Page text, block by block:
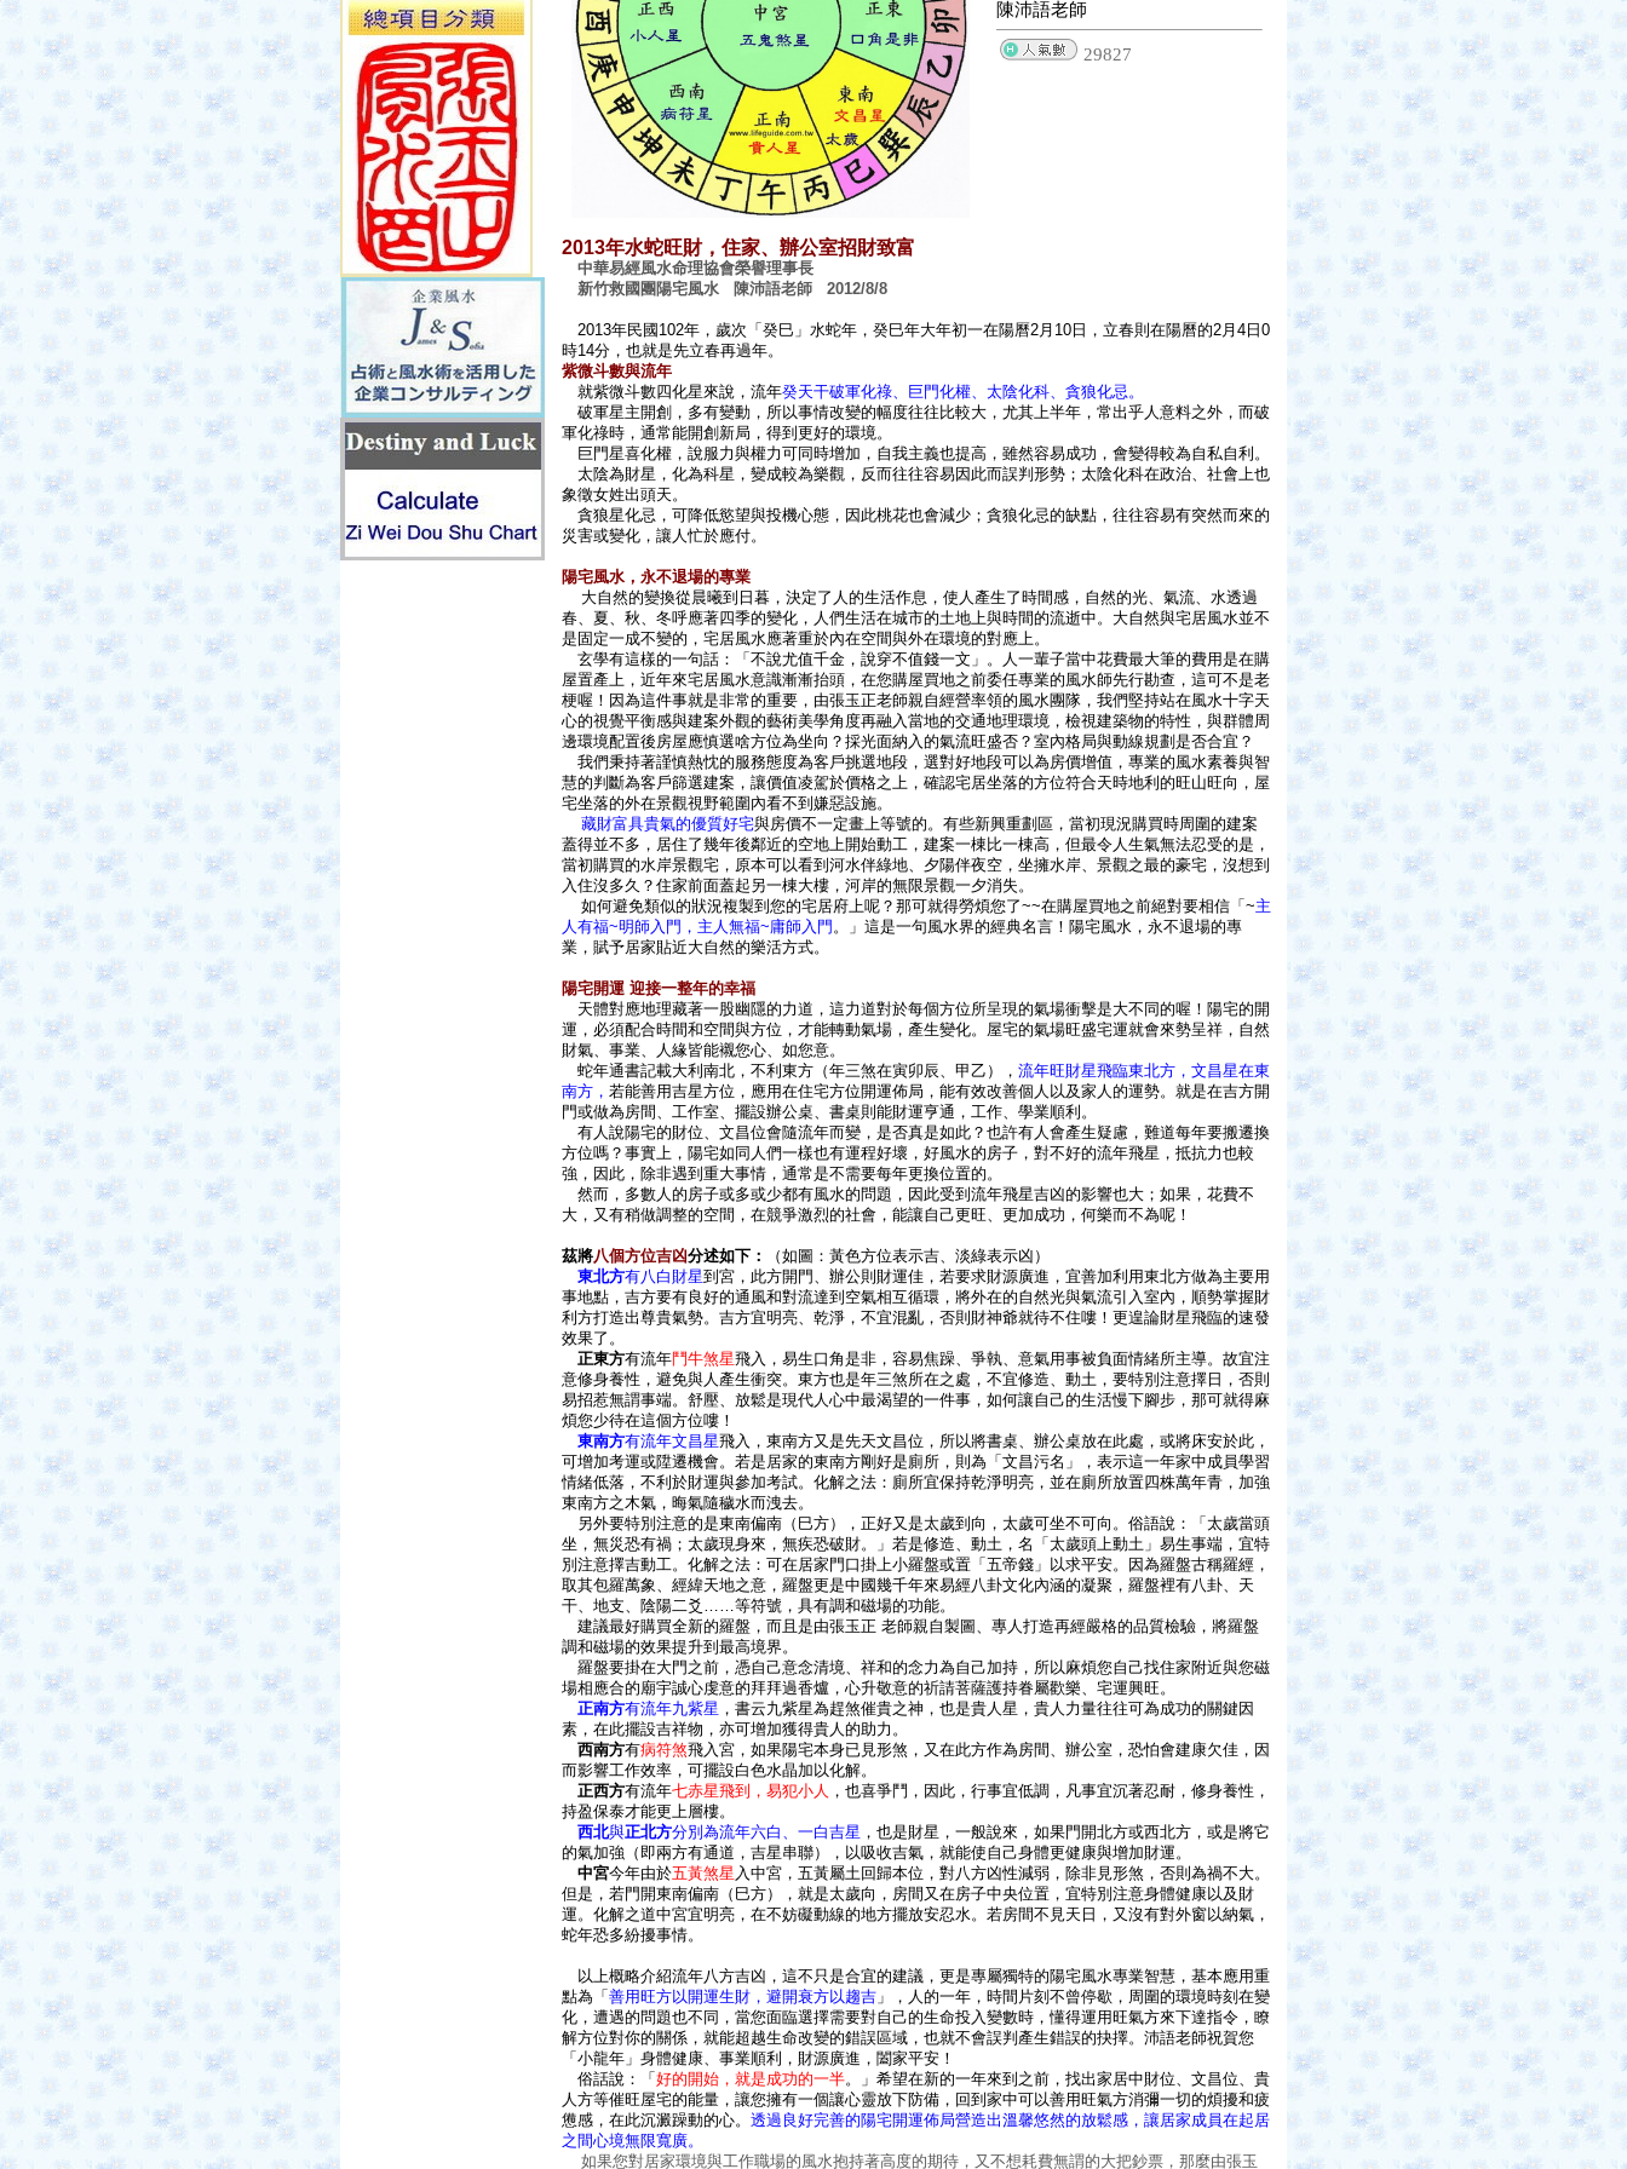
陳沛語老師
29827
2013年水蛇旺財，住家、辦公室招財致富
中華易經風水命理協會榮譽理事長
新竹救國團陽宅風水 陳沛語老師
2012/8/8
2013年民國102年，歲次「癸巳」水蛇年，癸巳年大年初一在陽曆2月10日，立春則在陽曆的2月4日0
時14分，也就是先立春再過年。
紫微斗數與流年
就紫微斗數四化星來說，流年癸天干破軍化祿、巨門化權、太陰化科、貪狼化忌。
破軍星主開創，多有變動，所以事情改變的幅度往往比較大，尤其上半年，常出乎人意料之外，而破
軍化祿時，通常能開創新局，得到更好的環境。
巨門星喜化權，說服力與權力可同時增加，自我主義也提高，雖然容易成功，會變得較為自私自利。
太陰為財星，化為科星，變成較為樂觀，反而往往容易因此而誤判形勢；太陰化科在政治、社會上也
象徵女姓出頭天。
貪狼星化忌，可降低慾望與投機心態，因此桃花也會減少；貪狼化忌的缺點，往往容易有突然而來的
災害或變化，讓人忙於應付。
陽宅風水，永不退場的專業
大自然的變換從晨曦到日暮，決定了人的生活作息，使人產生了時間感，自然的光、氣流、水透過
春、夏、秋、冬呼應著四季的變化，人們生活在城市的土地上與時間的流逝中。大自然與宅居風水並不
是固定一成不變的，宅居風水應著重於內在空間與外在環境的對應上。
玄學有這樣的一句話：「不說尤值千金，說穿不值錢一文」。人一輩子當中花費最大筆的費用是在購
屋置產上，近年來宅居風水意識漸漸抬頭，在您購屋買地之前委任專業的風水師先行勘查，這可不是老
梗喔！因為這件事就是非常的重要，由張玉正老師親自經營率領的風水團隊，我們堅持站在風水十字天
心的視覺平衡感與建案外觀的藝術美學角度再融入當地的交通地理環境，檢視建築物的特性，與群體周
邊環境配置後房屋應慎選啥方位為坐向？採光面納入的氣流旺盛否？室內格局與動線規劃是否合宜？
我們秉持著謹慎熱忱的服務態度為客戶挑選地段，選對好地段可以為房價增值，專業的風水素養與智
慧的判斷為客戶篩選建案，讓價值凌駕於價格之上，確認宅居坐落的方位符合天時地利的旺山旺向，屋
宅坐落的外在景觀視野範圍內看不到嫌惡設施。
藏財富具貴氣的優質好宅與房價不一定畫上等號的。有些新興重劃區，當初現況購買時周圍的建案
蓋得並不多，居住了幾年後鄰近的空地上開始動工，建案一棟比一棟高，但最令人生氣無法忍受的是，
當初購買的水岸景觀宅，原本可以看到河水伴綠地、夕陽伴夜空，坐擁水岸、景觀之最的豪宅，沒想到
入住沒多久？住家前面蓋起另一棟大樓，河岸的無限景觀一夕消失。
如何避免類似的狀況複製到您的宅居府上呢？那可就得勞煩您了~~在購屋買地之前絕對要相信「~主
人有福~明師入門，主人無福~庸師入門 。」這是一句風水界的經典名言！陽宅風水，永不退場的專
業，賦予居家貼近大自然的樂活方式。
陽宅開運 迎接一整年的幸福
天體對應地理藏著一股幽隱的力道，這力道對於每個方位所呈現的氣場衝擊是大不同的喔！陽宅的開
運，必須配合時間和空間與方位，才能轉動氣場，產生變化。屋宅的氣場旺盛宅運就會來勢呈祥，自然
財氣、事業、人緣皆能襯您心、如您意。
蛇年通書記載大利南北，不利東方（年三煞在寅卯辰、甲乙）， 流年旺財星飛臨東北方，文昌星在東
南方， 若能善用吉星方位，應用在住宅方位開運佈局，能有效改善個人以及家人的運勢。就是在吉方開
門或做為房間、工作室、擺設辦公桌、書桌則能財運亨通，工作、學業順利。
有人說陽宅的財位、文昌位會隨流年而變，是否真是如此？也許有人會產生疑慮，難道每年要搬遷換
方位嗎？事實上，陽宅如同人們一樣也有運程好壞，好風水的房子，對不好的流年飛星，抵抗力也較
強，因此，除非遇到重大事情，通常是不需要每年更換位置的。
然而，多數人的房子或多或少都有風水的問題，因此受到流年飛星吉凶的影響也大；如果，花費不
大，又有稍做調整的空間，在競爭激烈的社會，能讓自己更旺、更加成功，何樂而不為呢！
茲將八個方位吉凶分述如下：
（如圖：黃色方位表示吉、淡綠表示凶）
東北方有八白財星到宮，此方開門、辦公則財運佳，若要求財源廣進，宜善加利用東北方做為主要用
事地點，吉方要有良好的通風和對流達到空氣相互循環，將外在的自然光與氣流引入室內，順勢掌握財
利方打造出尊貴氣勢。吉方宜明亮、乾淨，不宜混亂，否則財神爺就待不住嘍！更遑論財星飛臨的速發
效果了。
正東方有流年鬥牛煞星飛入，易生口角是非，容易焦躁、爭執、意氣用事被負面情緒所主導。故宜注
意修身養性，避免與人產生衝突。東方也是年三煞所在之處，不宜修造、動土，要特別注意擇日，否則
易招惹無謂事端。舒壓、放鬆是現代人心中最渴望的一件事，如何讓自己的生活慢下腳步，那可就得麻
煩您少待在這個方位嘍！
東南方有流年文昌星飛入，東南方又是先天文昌位，所以將書桌、辦公桌放在此處，或將床安於此，
可增加考運或陞遷機會。若是居家的東南方剛好是廁所，則為「文昌污名」，表示這一年家中成員學習
情緒低落，不利於財運與參加考試。化解之法：廁所宜保持乾淨明亮，並在廁所放置四株萬年青，加強
東南方之木氣，晦氣隨穢水而洩去。
另外要特別注意的是東南偏南（巳方），正好又是太歲到向，太歲可坐不可向。俗語說：「太歲當頭
坐，無災恐有禍；太歲現身來，無疾恐破財。」若是修造、動土，名「太歲頭上動土」易生事端，宜特
別注意擇吉動工。化解之法：可在居家門口掛上小羅盤或置「五帝錢」以求平安。因為羅盤古稱羅經，
取其包羅萬象、經緯天地之意，羅盤更是中國幾千年來易經八卦文化內涵的凝聚，羅盤裡有八卦、天
干、地支、陰陽二爻……等符號，具有調和磁場的功能。
建議最好購買全新的羅盤，而且是由張玉正 老師親自製圖、專人打造再經嚴格的品質檢驗，將羅盤
調和磁場的效果提升到最高境界。
羅盤要掛在大門之前，憑自己意念清境、祥和的念力為自己加持，所以麻煩您自己找住家附近與您磁
場相應合的廟宇誠心虔意的拜拜過香爐，心升敬意的祈請菩薩護持眷屬歡樂、宅運興旺。
正南方有流年九紫星 ，書云九紫星為趕煞催貴之神，也是貴人星，貴人力量往往可為成功的關鍵因
素，在此擺設吉祥物，亦可增加獲得貴人的助力。
西南方有病符煞飛入宮，如果陽宅本身已見形煞，又在此方作為房間、辦公室，恐怕會建康欠佳，因
而影響工作效率，可擺設白色水晶加以化解。
正西方有流年七赤星飛到，易犯小人 ，也喜爭鬥，因此，行事宜低調，凡事宜沉著忍耐，修身養性，
持盈保泰才能更上層樓。
西北與正北方分別為流年六白、一白吉星 ，也是財星，一般說來，如果門開北方或西北方，或是將它
的氣加強（即兩方有通道，吉星串聯），以吸收吉氣，就能使自己身體更健康與增加財運。
中宮今年由於五黃煞星 入中宮，五黃屬土回歸本位，對八方凶性減弱，除非見形煞，否則為禍不大。
但是，若門開東南偏南（巳方），就是太歲向，房間又在房子中央位置，宜特別注意身體健康以及財
運。化解之道中宮宜明亮，在不妨礙動線的地方擺放安忍水。若房間不見天日，又沒有對外窗以納氣，
蛇年恐多紛擾事情。
以上概略介紹流年八方吉凶，這不只是合宜的建議，更是專屬獨特的陽宅風水專業智慧，基本應用重
點為「 善用旺方以開運生財，避開衰方以趨吉 」，人的一年，時間片刻不曾停歇，周圍的環境時刻在變
化，遭遇的問題也不同，當您面臨選擇需要對自己的生命投入變數時，懂得運用旺氣方來下達指令，瞭
解方位對你的關係，就能超越生命改變的錯誤區域，也就不會誤判產生錯誤的抉擇。沛語老師祝賀您
「小龍年」身體健康、事業順利，財源廣進，闔家平安！
俗話說：「 好的開始，就是成功的一半。」希望在新的一年來到之前，找出家居中財位、文昌位、貴
人方等催旺屋宅的能量，讓您擁有一個讓心靈放下防備，回到家中可以善用旺氣方消彌一切的煩擾和疲
憊感，在此沉澱躁動的心。 透過良好完善的陽宅開運佈局營造出溫馨悠然的放鬆感，讓居家成員在起居
之間心境無限寬廣。
如果您對居家環境與工作職場的風水抱持著高度的期待，又不想耗費無謂的大把鈔票，那麼由張玉